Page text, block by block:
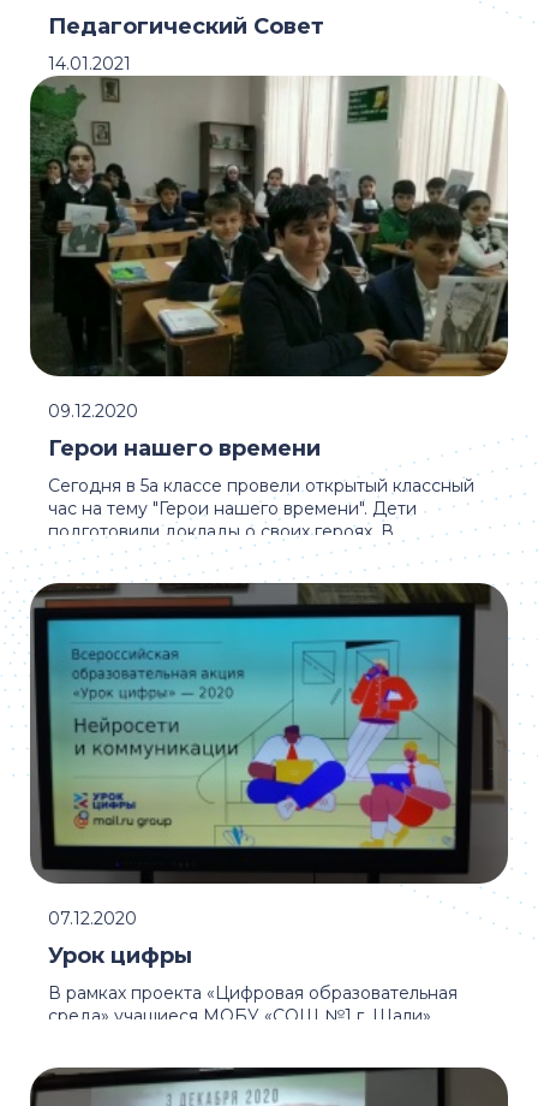
Педагогический Совет
14.01.2021
Сегодня в 5а классе провели открытый классный
час на тему "Герои нашего времени". Дети
подготовили доклады о своих героях. В
завершении ...
Герои нашего времени
09.12.2020
В рамках проекта «Цифровая образовательная
среда» учащиеся МОБУ «СОШ №1 г. Шали»
Урок цифры
07.12.2020